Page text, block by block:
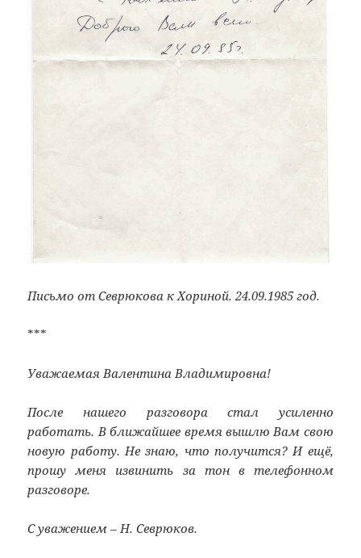
Письмо от Севрюкова к Хориной. 24.09.1985 год.
***
Уважаемая Валентина Владимировна!
После нашего разговора стал усиленно
работать. В ближайшее время вышлю Вам свою
новую работу. Не знаю, что получится? И ещё,
прошу меня извинить за тон в телефонном
разговоре.
С уважением – Н. Севрюков.